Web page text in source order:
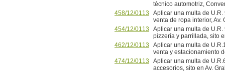
técnico automotriz,
458/12/0113
Aplicar una multa de
venta de ropa interior, Av.
454/12/0113
Aplicar una multa de U.R.
pizzería y parrillada, sito
462/12/0113
Aplicar una multa de
venta y estacionamiento
474/12/0113
Aplicar una multa de
accesorios, sito en Av.